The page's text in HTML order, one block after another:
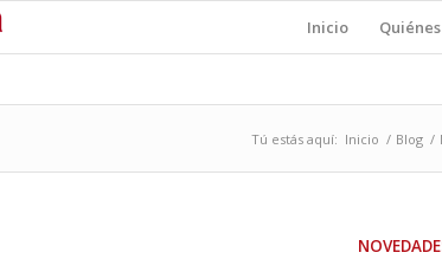
Inicio
Tú estás aquí: Inicio / Blog /